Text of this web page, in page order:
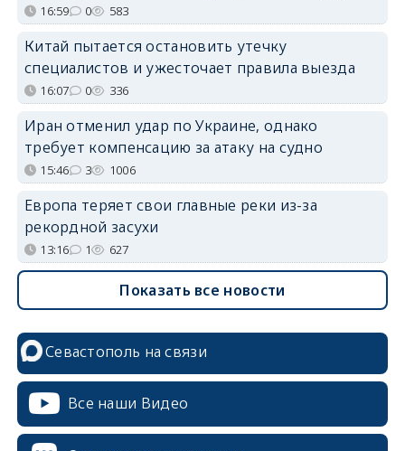
16:59 0 583
Китай пытается остановить утечку
специалистов и ужесточает правила выезда
16:07 0 336
Иран отменил удар по Украине, однако
требует компенсацию за атаку на судно
15:46 3 1006
Европа теряет свои главные реки из-за
рекордной засухи
13:16 1 627
Показать все новости
Севастополь на связи
Все наши Видео